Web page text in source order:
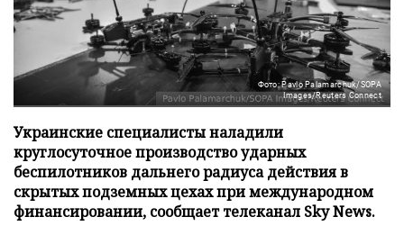
Фото: Pavlo Palamarchuk/SOPA
Images/Reuters Connect
Украинские специалисты наладили
круглосуточное производство ударных
беспилотников дальнего радиуса действия в
скрытых подземных цехах при международном
финансировании, сообщает телеканал Sky News.